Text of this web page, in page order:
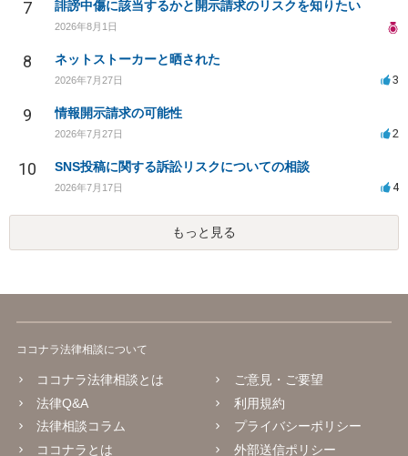
7 誹謗中傷に該当するかと開示請求のリスクを知りたい
2026年8月1日
8 ネットストーカーと晒された
2026年7月27日 3
9 情報開示請求の可能性
2026年7月27日 2
10 SNS投稿に関する訴訟リスクについての相談
2026年7月17日 4
もっと見る
ココナラ法律相談について
ココナラ法律相談とは
法律Q&A
法律相談コラム
ココナラとは
ご意見・ご要望
利用規約
プライバシーポリシー
外部送信ポリシー